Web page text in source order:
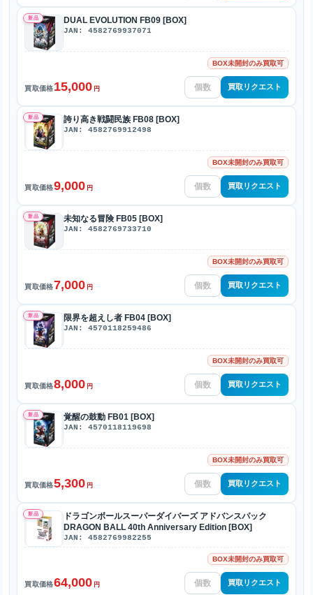
新品 DUAL EVOLUTION FB09 [BOX]
JAN: 4582769937071
BOX未開封のみ買取可
買取価格15,000 円 買取リクエスト
新品 誇り高き戦闘民族 FB08 [BOX]
JAN: 4582769912498
BOX未開封のみ買取可
買取価格9,000 円 買取リクエスト
新品 未知なる冒険 FB05 [BOX]
JAN: 4582769733710
BOX未開封のみ買取可
買取価格7,000 円 買取リクエスト
新品 限界を超えし者 FB04 [BOX]
JAN: 4570118259486
BOX未開封のみ買取可
買取価格8,000 円 買取リクエスト
新品 覚醒の鼓動 FB01 [BOX]
JAN: 4570118119698
BOX未開封のみ買取可
買取価格5,300 円 買取リクエスト
新品
ドラゴンボールスーパーダイバーズ アドバンスパック
DRAGON BALL 40th Anniversary Edition [BOX]
JAN: 4582769982255
BOX未開封のみ買取可
買取価格64,000 円 買取リクエスト